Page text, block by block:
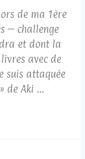
de ma 1ère
– challenge
et dont la
avec de
suis attaquée
de Aki …